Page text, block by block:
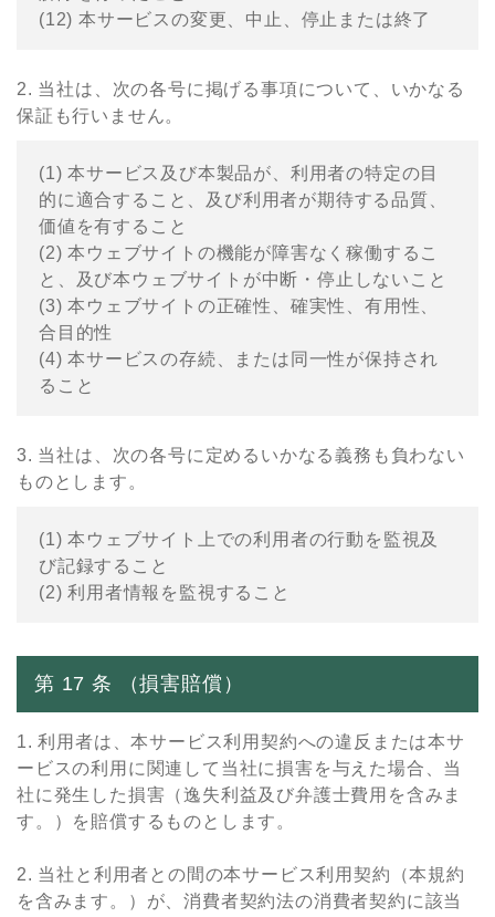
(12) 本サービスの変更、中⽌、停⽌または終了
2. 当社は、次の各号に掲げる事項について、いかなる
保証も⾏いません。
(1) 本サービス及び本製品が、利⽤者の特定の⽬
的に適合すること、及び利⽤者が期待する品質、
価値を有すること
(2) 本ウェブサイトの機能が障害なく稼働するこ
と、及び本ウェブサイトが中断・停⽌しないこと
(3) 本ウェブサイトの正確性、確実性、有⽤性、
合⽬的性
(4) 本サービスの存続、または同⼀性が保持され
ること
3. 当社は、次の各号に定めるいかなる義務も負わない
ものとします。
(1) 本ウェブサイト上での利⽤者の⾏動を監視及
び記録すること
(2) 利⽤者情報を監視すること
第 17 条 （損害賠償）
1. 利⽤者は、本サービス利⽤契約への違反または本サ
ービスの利⽤に関連して当社に損害を与えた場合、当
社に発⽣した損害（逸失利益及び弁護⼠費⽤を含みま
す。）を賠償するものとします。
2. 当社と利⽤者との間の本サービス利⽤契約（本規約
を含みます。）が、消費者契約法の消費者契約に該当